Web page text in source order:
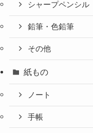
シャープペンシル
鉛筆・色鉛筆
その他
紙もの
ノート
手帳